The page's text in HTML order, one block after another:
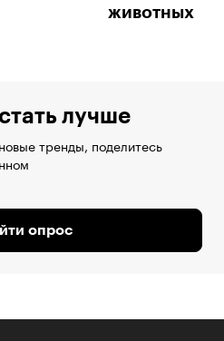
животных
лучше
тренды, поделитесь
опрос